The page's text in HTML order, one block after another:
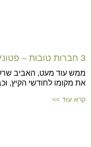
3 חברות טובות – פטוניה, וינקה ובשמת
ממש עוד מעט, האביב שרק
את מקומו לחודשי הקיץ,
קרא עוד >>